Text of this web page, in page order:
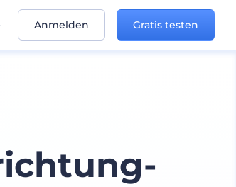
Anmelden Gratis testen